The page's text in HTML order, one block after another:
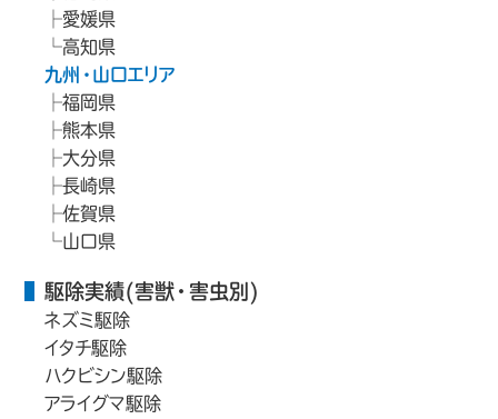
愛媛県
高知県
九州・山口エリア
福岡県
熊本県
大分県
長崎県
佐賀県
山口県
駆除実績(害獣・害虫別)
ネズミ駆除
イタチ駆除
ハクビシン駆除
アライグマ駆除